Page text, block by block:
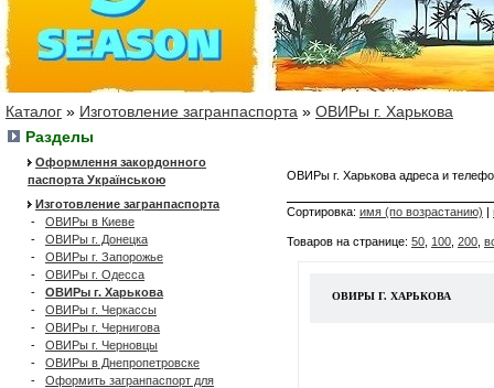
Каталог » Изготовление загранпаспорта » ОВИРы г. Харькова
Разделы
Оформлення закордонного
паспорта Українською
Изготовление загранпаспорта
- ОВИРы в Киеве
- ОВИРы г. Донецка
- ОВИРы г. Запорожье
- ОВИРы г. Одесса
- ОВИРы г. Харькова
- ОВИРы г. Черкассы
- ОВИРы г. Чернигова
- ОВИРы г. Черновцы
- ОВИРы в Днепропетровске
- Оформить загранпаспорт для
ОВИРы г. Харькова адреса и
Сортировка: имя (по возрастанию) |
Товаров на странице: 50 100 200
ОВИРЫ Г. ХАРЬКОВА